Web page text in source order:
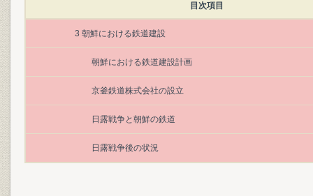
目次項目
3 朝鮮における鉄道建設
朝鮮における鉄道建設計画
京釜鉄道株式会社の設立
日露戦争と朝鮮の鉄道
日露戦争後の状況